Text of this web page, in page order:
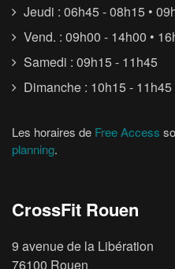
Jeudi : 06h45 - 08h15 •
Vend. : 09h00 - 14h00 •
Samedi : 09h15 - 11h45
Dimanche : 10h15 - 11h45
Les horaires de Free Access
planning.
CrossFit Rouen
9 avenue de la Libération
76100 Rouen